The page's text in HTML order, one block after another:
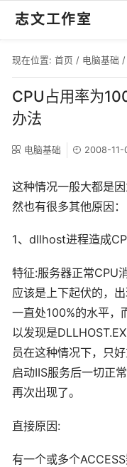
志文工作室
现在位置: 首页 / 电脑基础 /
CPU占用率为
办法
电脑基础 2008-11-
这种情况一般大都是
然也有很多其他原因：
1、dllhost进程造成
特征:服务器正常CPU
应该是上下起伏的，
一直处100%的水平，
以发现是
员在这种情况下，只
启动IIS服务后一切正
再次出现了。
直接原因:
有一个或多个